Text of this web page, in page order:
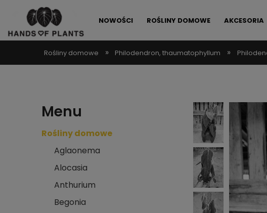
NOWOŚCI ROŚLINY DOMOWE AKCESORIA
ALLEGRO LOKALNIE PROMOCJE FAQ
Rośliny domowe » Philodendron, thaumatophyllum »
Menu
Rośliny domowe
Aglaonema
Alocasia
Anthurium
Begonia